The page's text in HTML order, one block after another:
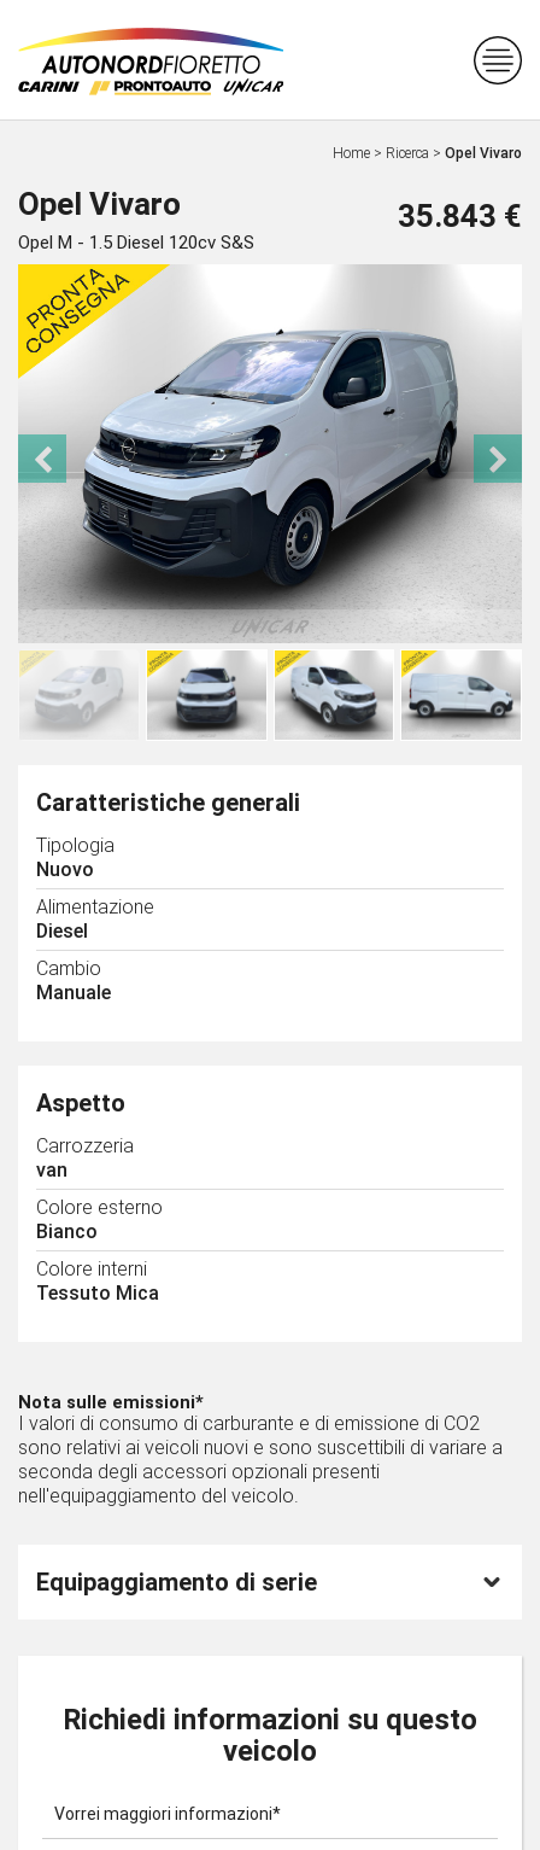
Home > Ricerca > Opel Vivaro
Opel Vivaro
Opel M - 1.5 Diesel 120cv S&S
35.843 €
Caratteristiche generali
Tipologia
Nuovo
Alimentazione
Diesel
Cambio
Manuale
Aspetto
Carrozzeria
van
Colore esterno
Bianco
Colore interni
Tessuto Mica
Nota sulle emissioni*
I valori di consumo di carburante e di emissione di CO2
sono relativi ai veicoli nuovi e sono suscettibili di variare a
seconda degli accessori opzionali presenti
nell'equipaggiamento del veicolo.
Equipaggiamento di serie
Richiedi informazioni su questo
veicolo
Vorrei maggiori informazioni*